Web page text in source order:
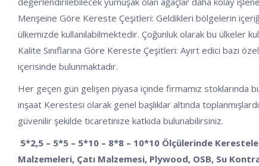
Menşeine Göre Kereste Çeşitleri: Geldikleri bölgelerin
ülkemizde kullanılabilmektedir. Çoğunluk olarak bu ülkeler
Kalite Sınıflarına Göre Kereste Çeşitleri: Ayırt edici bazı
içerisinde bulunmaktadır.
Her geçen gün gelişen piyasa içinde firmamız stoklarında
inşaat Kerestesi olarak genel başlıklar altında
güvenilir şekilde ticaretinize katkıda bulunabilirsiniz.
5*2,5 – 5*5 – 5*10 – 8*8 – 10*10 Ölçülerinde
Malzemeleri, Çatı Malzemesi, Plywood, OSB, Su